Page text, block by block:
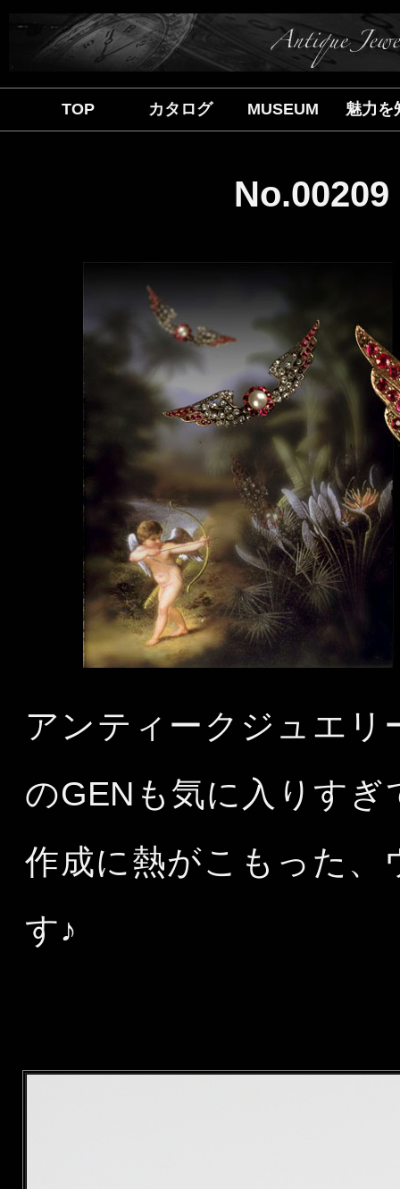
TOP カタログ MUSEUM 魅力を
アンティークジュエリ
のGENも気に入りす
作成に熱がこもった、
す♪